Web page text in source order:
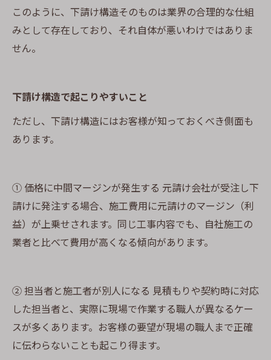
このように、下請け構造そのものは業界の合理的な仕組
みとして存在しており、それ自体が悪いわけではありま
せん。
下請け構造で起こりやすいこと
ただし、下請け構造にはお客様が知っておくべき側面も
あります。
① 価格に中間マージンが発生する 元請け会社が受注し下
請けに発注する場合、施工費用に元請けのマージン（利
益）が上乗せされます。同じ工事内容でも、自社施工の
業者と比べて費用が高くなる傾向があります。
② 担当者と施工者が別人になる 見積もりや契約時に対応
した担当者と、実際に現場で作業する職人が異なるケー
スが多くあります。お客様の要望が現場の職人まで正確
に伝わらないことも起こり得ます。